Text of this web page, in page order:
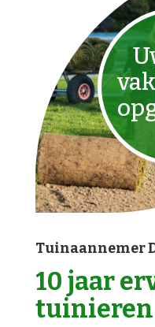
Tuinaannemer
10 jaar
tuinieren